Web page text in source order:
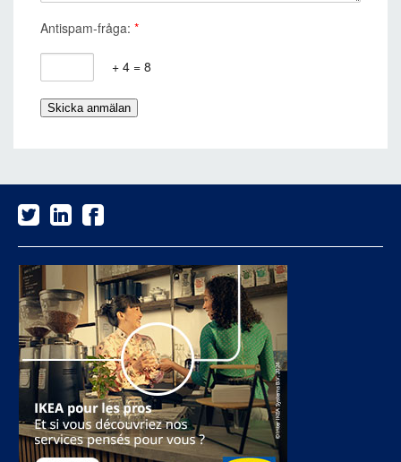
Antispam-fråga: *
+ 4 = 8